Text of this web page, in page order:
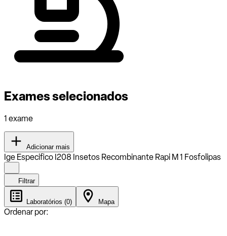
Exames selecionados
1 exame
Adicionar mais
Ige Especifico I208 Insetos Recombinante Rapi M 1 Fosfolipas
Filtrar
Laboratórios (0) Mapa
Ordenar por: